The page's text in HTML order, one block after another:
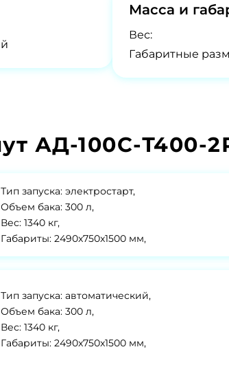
Масса и
Вес:
Габаритные
АД-100С-Т400-
Тип запуска: электростарт,
Объем бака: 300 л,
Вес: 1340 кг,
Габариты: 2490x750x1500 мм,
Тип запуска: автоматический,
Объем бака: 300 л,
Вес: 1340 кг,
Габариты: 2490x750x1500 мм,